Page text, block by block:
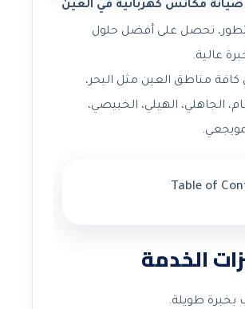
مكانس كهربائية في العين
تحصل على أفضل حلول
عالية.
مناطق العين مثل اليحر،
الجاهلي، الهيلي، الخبيصي،
Table of
الخدمة
بخبرة طويلة.